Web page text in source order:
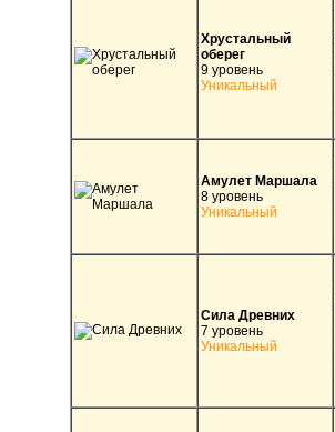
Хрустальный
оберег
9 уровень
Уникальный
Амулет Маршала
8 уровень
Уникальный
Сила Древних
7 уровень
Уникальный